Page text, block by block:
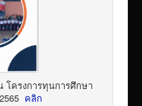
โครงการทุนการศึกษา
คลิก